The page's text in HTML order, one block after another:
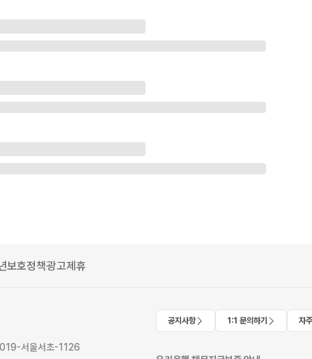
보호정책광고제휴
서울서초-1126
공지사항 1:1 문의하기 자